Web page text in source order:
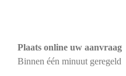
Plaats online uw aanvraag
Binnen één minuut geregeld